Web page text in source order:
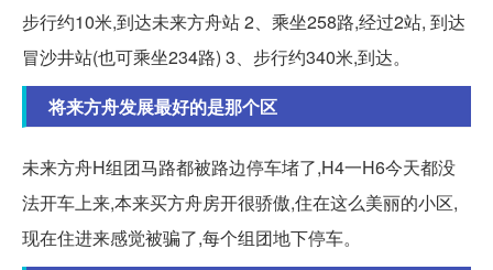
步行约10米,到达未来方舟站 2、乘坐258路,经过2站, 到达
冒沙井站(也可乘坐234路) 3、步行约340米,到达。
将来方舟发展最好的是那个区
未来方舟H组团马路都被路边停车堵了,H4一H6今天都没
法开车上来,本来买方舟房开很骄傲,住在这么美丽的小区,
现在住进来感觉被骗了,每个组团地下停车。